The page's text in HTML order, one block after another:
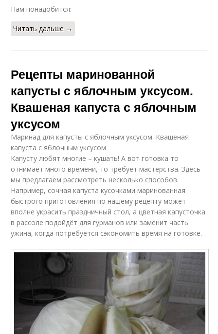
Нам понадобится:
Читать дальше →
Рецепты маринованной
капусты с яблочным уксусом.
Квашеная капуста с яблочным
уксусом
Маринад для капусты с яблочным уксусом. Квашеная
капуста с яблочным уксусом
Капусту любят многие – кушать! А вот готовка то
отнимает много времени, то требует мастерства. Здесь
мы предлагаем рассмотреть несколько способов.
Например, сочная капуста кусочками маринованная
быстрого приготовления по нашему рецепту может
вполне украсить праздничный стол, а цветная капусточка
в рассоле подойдёт для гурманов или заменит часть
ужина, когда потребуется сэкономить время на готовке.